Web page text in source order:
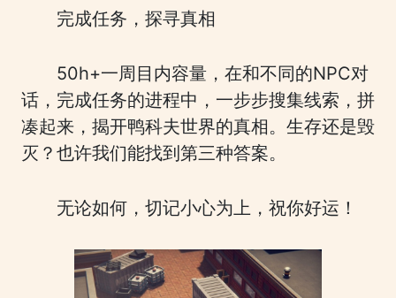
完成任务，探寻真相
50h+一周目内容量，在和不同的NPC对
话，完成任务的进程中，一步步搜集线索，拼
凑起来，揭开鸭科夫世界的真相。生存还是毁
灭？也许我们能找到第三种答案。
无论如何，切记小心为上，祝你好运！